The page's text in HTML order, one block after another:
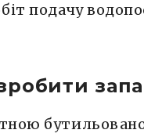
подачу